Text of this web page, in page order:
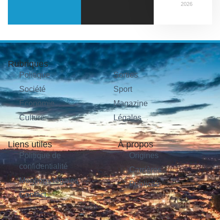
2026
Rubriques
Politique
Société
Économie
Culture
Sorties
Sport
Magazine
Légales
Liens utiles
Politique de
confidentialité
Mentions légales
Contact
À propos
Origines
Carrières
Publicité